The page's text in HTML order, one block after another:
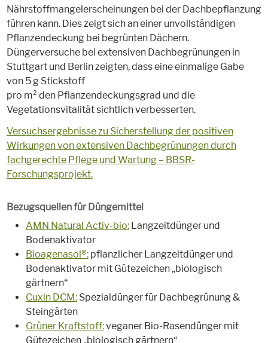
Nährstoffmangelerscheinungen bei der Dachbepflanzung
führen kann. Dies zeigt sich an einer unvollständigen
Pflanzendeckung bei begrünten Dächern.
Düngerversuche bei extensiven Dachbegrünungen in
Stuttgart und Berlin zeigten, dass eine einmalige Gabe
von 5 g Stickstoff
pro m² den Pflanzendeckungsgrad und die
Vegetationsvitalität sichtlich verbesserten.
Versuchsergebnisse zu Sicherstellung der positiven
Wirkungen von extensiven Dachbegrünungen durch
fachgerechte Pflege und Wartung – BBSR-
Forschungsprojekt.
Bezugsquellen für Düngemittel
AMN Natural Activ-bio:Langzeitdünger und
Bodenaktivator
Bioagenasol®:pflanzlicher Langzeitdünger und
Bodenaktivator mit Gütezeichen „biologisch
gärtnern“
Cuxin DCM:Spezialdünger für Dachbegrünung &
Steingärten
Grüner Kraftstoff:veganer Bio-Rasendünger mit
Gütezeichen „biologisch gärtnern“